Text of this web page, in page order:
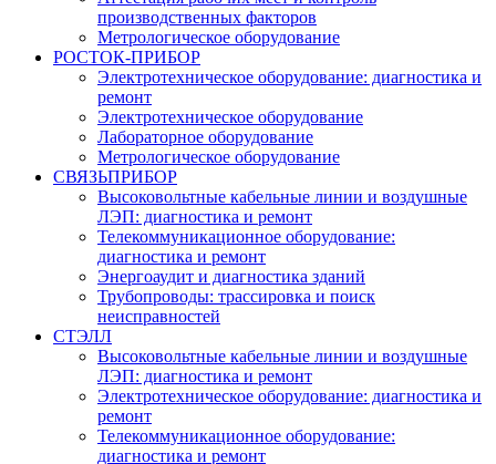
производственных факторов
Метрологическое оборудование
РОСТОК-ПРИБОР
Электротехническое оборудование: диагностика и
ремонт
Электротехническое оборудование
Лабораторное оборудование
Метрологическое оборудование
СВЯЗЬПРИБОР
Высоковольтные кабельные линии и воздушные
ЛЭП: диагностика и ремонт
Телекоммуникационное оборудование:
диагностика и ремонт
Энергоаудит и диагностика зданий
Трубопроводы: трассировка и поиск
неисправностей
СТЭЛЛ
Высоковольтные кабельные линии и воздушные
ЛЭП: диагностика и ремонт
Электротехническое оборудование: диагностика и
ремонт
Телекоммуникационное оборудование:
диагностика и ремонт